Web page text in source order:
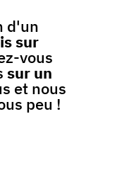
d'un
sur
vous
sur un
et nous
peu !